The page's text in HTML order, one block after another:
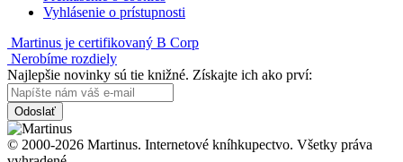
Vyhlásenie o prístupnosti
Martinus je certifikovaný B Corp
Nerobíme rozdiely
Najlepšie novinky sú tie knižné. Získajte ich ako prví:
Odoslať
© 2000-2026 Martinus. Internetové kníhkupectvo. Všetky práva